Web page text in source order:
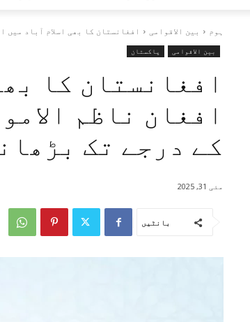
ہوم بین الاقوامی افغانستان کا بھی اسلام آباد میں
بین الاقوامی پاکستان
افغانستان کا
افغان ناظم
کے درجے تک
مئی 31, 2025
بانٹیں